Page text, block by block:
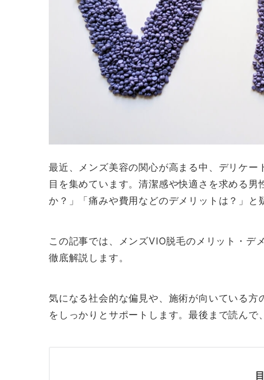
最近、メンズ美容の関心が高まる中、デリケ
目を集めています。清潔感や快適さを求める
か？」「痛みや費用などのデメリットは？」と
この記事では、メンズVIO脱毛のメリット・デ
徹底解説します。
気になる社会的な偏見や、施術が向いている
をしっかりとサポートします。最後まで読んで